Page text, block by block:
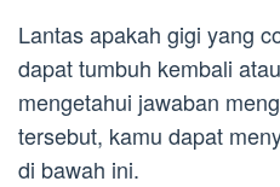
Lantas apakah gigi yang
dapat tumbuh kembali
mengetahui jawaban
tersebut, kamu dapat
di bawah ini.